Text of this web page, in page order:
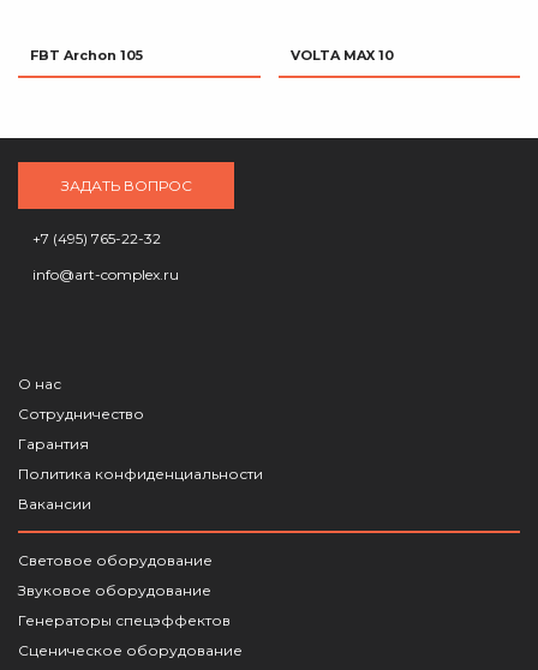
FBT Archon 105 VOLTA MAX 10
ЗАДАТЬ ВОПРОС
+7 (495) 765-22-32
info@art-complex.ru
О нас
Сотрудничество
Гарантия
Политика конфиденциальности
Вакансии
Световое оборудование
Звуковое оборудование
Генераторы спецэффектов
Сценическое оборудование